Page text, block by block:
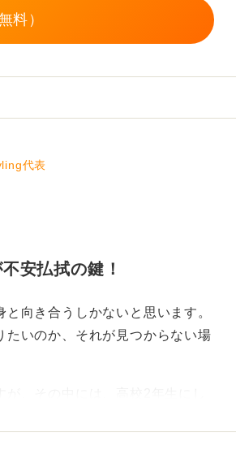
料）
代表
安払拭の鍵！
向き合うしかないと思います。
いのか、それが見つからない場
、その中には、高校2年生にし